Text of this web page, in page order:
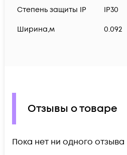
Степень защиты IP IP30
Ширина,м 0.092
Отзывы о товаре
Пока нет ни одного отзыва